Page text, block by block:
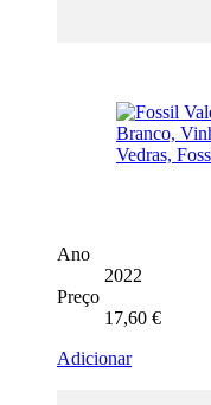
Ano
2022
Preço
17,60 €
Adicionar